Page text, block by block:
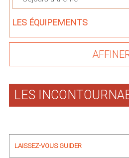
LES ÉQUIPEMENTS
LES
LAISSEZ-VOUS GUIDER